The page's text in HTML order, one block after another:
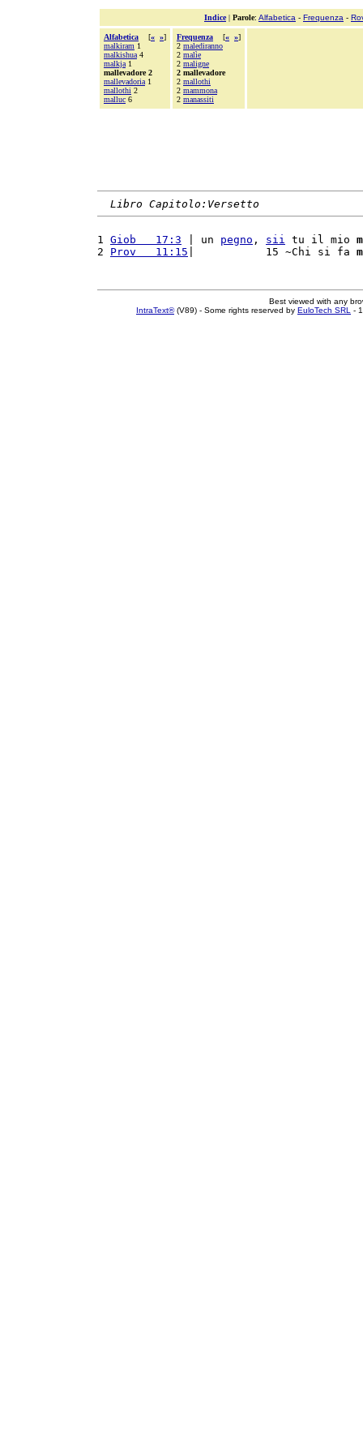
Indice| Parole: Alfabetica - Frequenza -
Alfabetica [« »]
malkiram 1
malkishua 4
malkja 1
mallevadore 2
mallevadoria 1
mallothi 2
malluc 6
Frequenza [« »]
2 malediranno
2 malìe
2 maligne
2 mallevadore
2 mallothi
2 mammona
2 manassiti
Libro Capitolo:Versetto
1 Giob   17:3 | un pegno , sii tu il mio
2 Prov   11:15 |           15 ~Chi si fa
Best viewed with any
IntraText®(V89) - Some rights reserved by EuloTech SRL -